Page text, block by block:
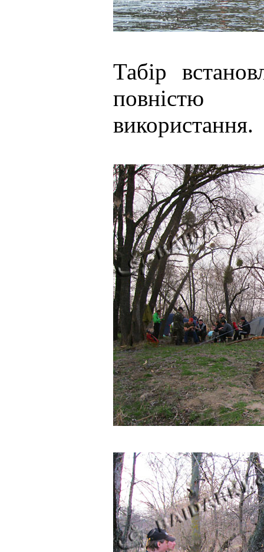
Табір
повністю
використання.